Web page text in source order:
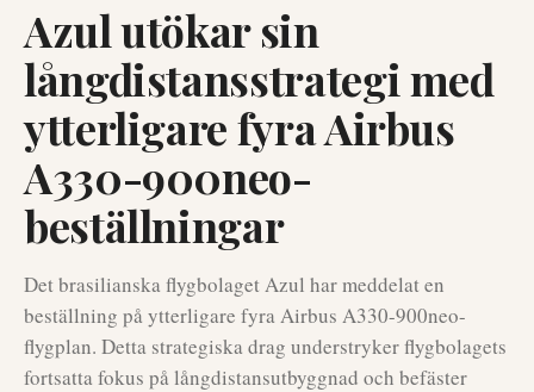
Azul utökar sin
långdistansstrategi med
ytterligare fyra Airbus
A330-900neo-
beställningar
Det brasilianska flygbolaget Azul har meddelat en
beställning på ytterligare fyra Airbus A330-900neo-
flygplan. Detta strategiska drag understryker flygbolagets
fortsatta fokus på långdistansutbyggnad och befäster